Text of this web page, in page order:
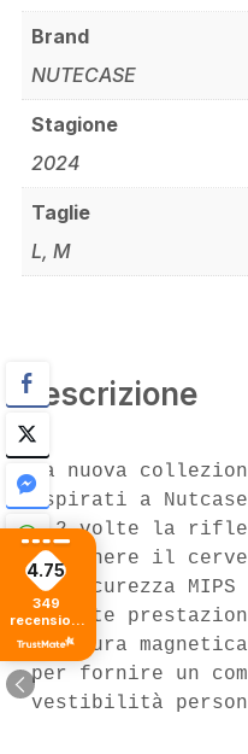
Brand
NUTECASE
Stagione
2024
Taglie
L, M
Descrizione
La nuova
ispirati a
e 2 volte la
mantenere il
di sicurezza
ad alte
Chiusura
per fornire un
vestibilità
4.75
349
recensioni
di tutti i